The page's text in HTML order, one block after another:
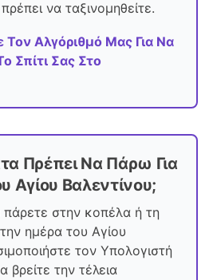
να ταξινομηθείτε.
Τον Αλγόριθμό Μας Για Να
Σπίτι Σας Στο
Πρέπει Να Πάρω Για
Αγίου Βαλεντίνου;
πάρετε στην κοπέλα ή τη
ημέρα του Αγίου
τον Υπολογιστή
βρείτε την τέλεια